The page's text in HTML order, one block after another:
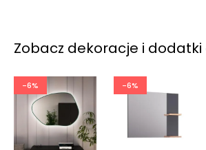
Zobacz dekoracje i
-6% -6%